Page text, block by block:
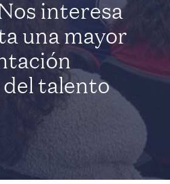
interesa
una mayor
talento